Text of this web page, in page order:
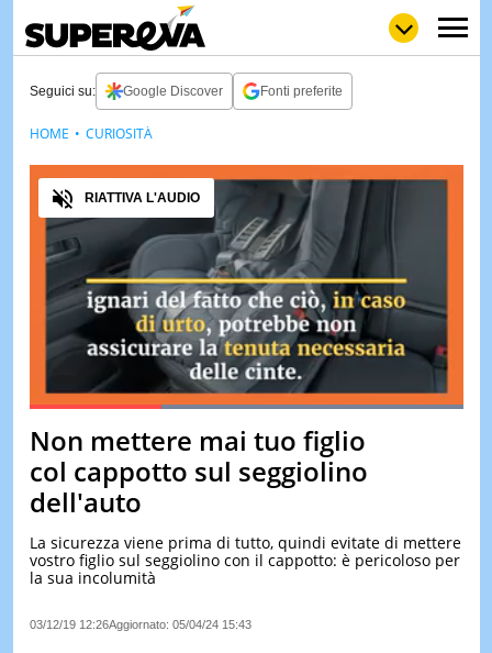
LOLGULP
LOVE
WOW
POP
NEWS
& TV
QUIZ
&
TEST
DI
Seguici su: Google Discover Fonti preferite
Pause Unmute
Loaded:100.00%
Audio
RIATTIVA L'AUDIO
Non mettere mai tuo figlio
col cappotto sul seggiolino
dell'auto
La sicurezza viene prima di tutto, quindi evitate di mettere
vostro figlio sul seggiolino con il cappotto: è pericoloso per
la sua incolumità
03/12/19 12:26Aggiornato: 05/04/24 15:43
HOME CURIOSITÀ